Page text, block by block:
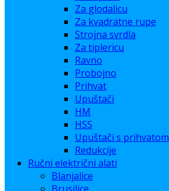
Za glodalicu
Za kvadratne rupe
Strojna svrdla
Za tiplericu
Ravno
Probojno
Prihvat
Upuštači
HM
HSS
Upuštači s prihvatom
Redukcije
Ručni električni alati
Blanjalice